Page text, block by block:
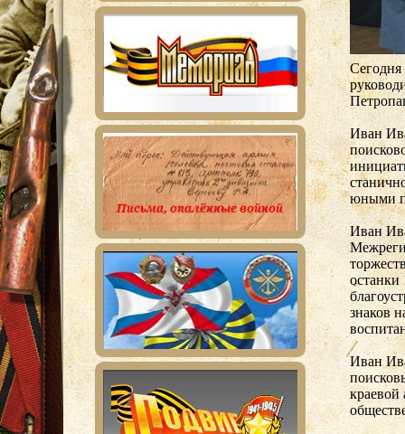
Иван
юными
Иван
останки
знаков
Иван
краевой